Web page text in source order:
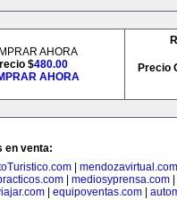
AHORA
$480.00
AHORA
Precio
en venta:
mendozavirtual.com
| mediosyprensa.com|
equipoventas.com